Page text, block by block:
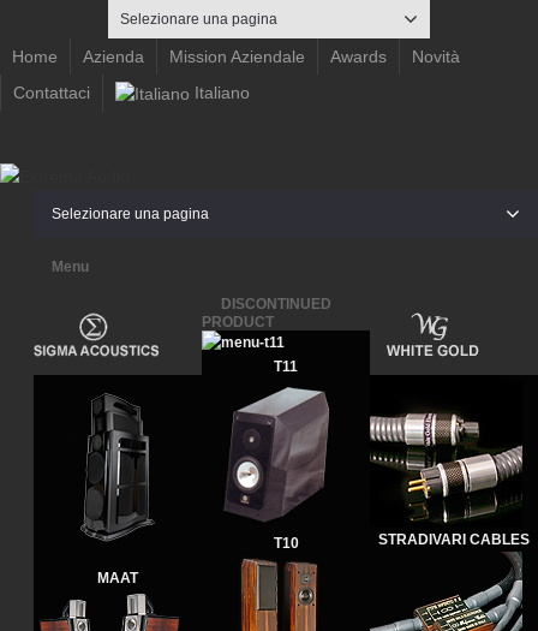
Selezionare una pagina
Home Azienda Mission Aziendale Awards
Novità
Contattaci
Italiano
Selezionare una pagina
Menu
MAAT
DISCONTINUED
PRODUCT
T11
T10 STRADIVARI CABLES